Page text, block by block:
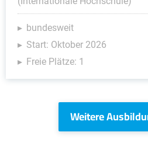
bundesweit
Start: Oktober 2026
Freie Plätze: 1
Weitere